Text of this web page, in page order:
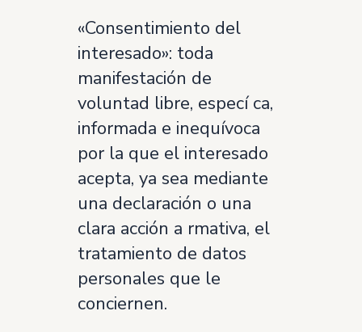
«Consentimiento del
interesado»: toda
manifestación de
voluntad libre, especí ca,
informada e inequívoca
por la que el interesado
acepta, ya sea mediante
una declaración o una
clara acción a rmativa, el
tratamiento de datos
personales que le
conciernen.